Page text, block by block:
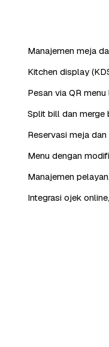
Manajemen meja
Kitchen display
Pesan via QR
Split bill dan merge
Reservasi meja
Menu dengan
Manajemen
Integrasi ojek